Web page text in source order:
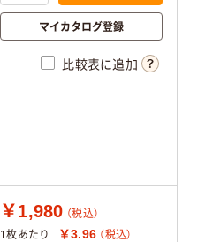
マイカタログ登録
比較表に追加
￥1,980 （税込）
1枚あたり
￥3.96 （税込）